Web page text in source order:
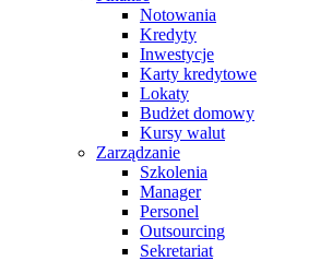
Notowania
Kredyty
Inwestycje
Karty kredytowe
Lokaty
Budżet domowy
Kursy walut
Zarządzanie
Szkolenia
Manager
Personel
Outsourcing
Sekretariat